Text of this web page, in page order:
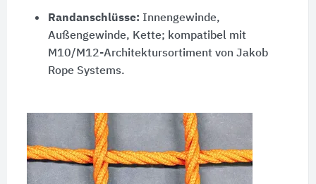
Randanschlüsse: Innengewinde,
Außengewinde, Kette; kompatibel mit
M10/M12-Architektursortiment von Jakob
Rope Systems.